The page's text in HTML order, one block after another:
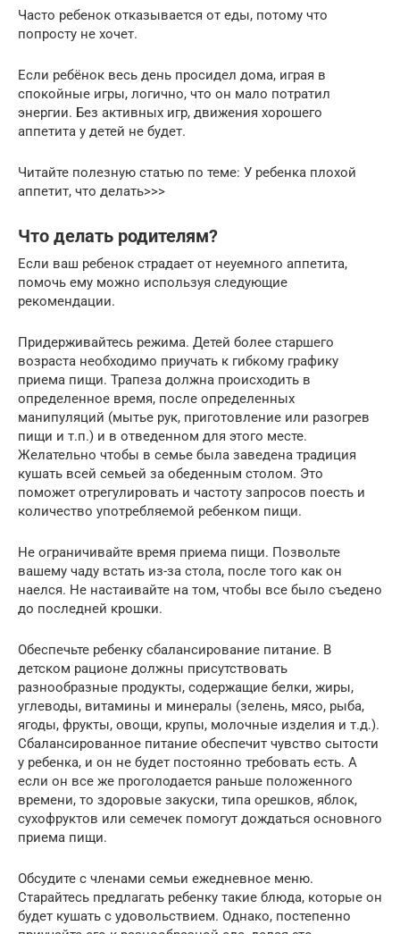
Часто ребенок отказывается от еды, потому что
попросту не хочет.
Если ребёнок весь день просидел дома, играя в
спокойные игры, логично, что он мало потратил
энергии. Без активных игр, движения хорошего
аппетита у детей не будет.
Читайте полезную статью по теме: У ребенка плохой
аппетит, что делать>>>
Что делать родителям?
Если ваш ребенок страдает от неуемного аппетита,
помочь ему можно используя следующие
рекомендации.
Придерживайтесь режима. Детей более старшего
возраста необходимо приучать к гибкому графику
приема пищи. Трапеза должна происходить в
определенное время, после определенных
манипуляций (мытье рук, приготовление или разогрев
пищи и т.п.) и в отведенном для этого месте.
Желательно чтобы в семье была заведена традиция
кушать всей семьей за обеденным столом. Это
поможет отрегулировать и частоту запросов поесть и
количество употребляемой ребенком пищи.
Не ограничивайте время приема пищи. Позвольте
вашему чаду встать из-за стола, после того как он
наелся. Не настаивайте на том, чтобы все было съедено
до последней крошки.
Обеспечьте ребенку сбалансирование питание. В
детском рационе должны присутствовать
разнообразные продукты, содержащие белки, жиры,
углеводы, витамины и минералы (зелень, мясо, рыба,
ягоды, фрукты, овощи, крупы, молочные изделия и т.д.).
Сбалансированное питание обеспечит чувство сытости
у ребенка, и он не будет постоянно требовать есть. А
если он все же проголодается раньше положенного
времени, то здоровые закуски, типа орешков, яблок,
сухофруктов или семечек помогут дождаться основного
приема пищи.
Обсудите с членами семьи ежедневное меню.
Старайтесь предлагать ребенку такие блюда, которые он
будет кушать с удовольствием. Однако, постепенно